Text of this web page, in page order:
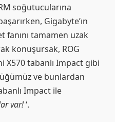
soğutucularına
Gigabyte’ın
tamamen uzak
konuşursak, ROG
X570 tabanlı Impact gibi
ve bunlardan
Impact ile
var!‘.